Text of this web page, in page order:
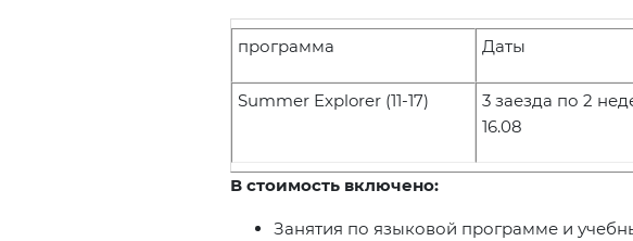
программа Даты
Summer Explorer (11-17)
3 заезда по 2
16.08
В стоимость включено:
Занятия по языковой программе и